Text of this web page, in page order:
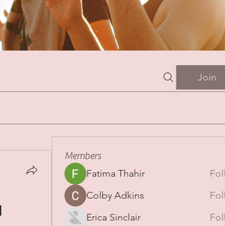
Join
Members
Fatima Thahir
Colby Adkins
Erica Sinclair